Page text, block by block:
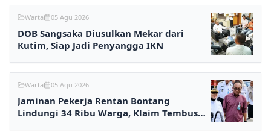
Warta 05 Agu 2026
DOB Sangsaka Diusulkan Mekar dari
Kutim, Siap Jadi Penyangga IKN
Warta 05 Agu 2026
Jaminan Pekerja Rentan Bontang
Lindungi 34 Ribu Warga, Klaim Tembus